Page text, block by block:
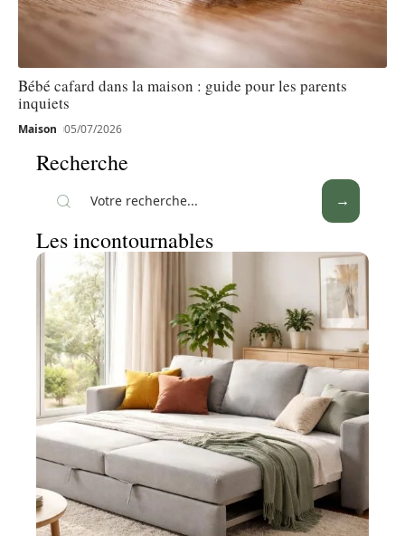
Bébé cafard dans la maison : guide pour les parents
inquiets
Maison 05/07/2026
Recherche
Les incontournables